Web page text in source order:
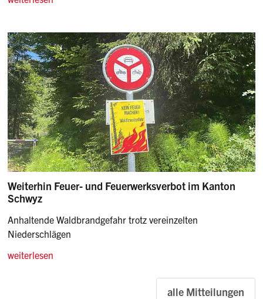
Weiterhin Feuer- und Feuerwerksverbot im Kanton
Schwyz
Anhaltende Waldbrandgefahr trotz vereinzelten
Niederschlägen
weiterlesen
alle Mitteilungen